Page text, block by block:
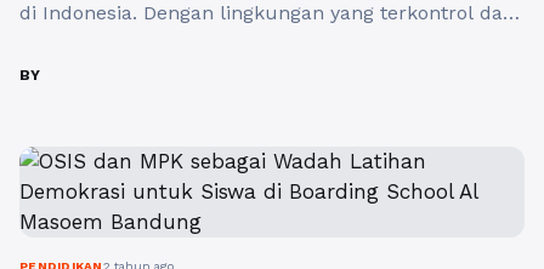
di Indonesia. Dengan lingkungan yang terkontrol dan
menawarkan kesempatan bagi siswa untuk
dan MPK. Salah satu contoh sekolah asrama yang
menawarkan program beasiswa OSIS dan ...Baca
Selengkapnya
BY